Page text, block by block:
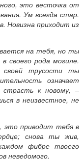
это весточка от
Ум всегда стар.
Новизна приходит из
на тебя, но ты
своего рода могиле.
своей трусости ты
означает
к новому, –
в неизвестное, не
приводит тебя в
снова ты жив,
фибре твоего
неведомого.